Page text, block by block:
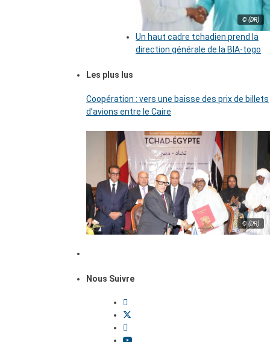
© (DR)
Un haut cadre tchadien prend la
direction générale de la BIA-togo
Les plus lus
Coopération : vers une baisse des prix de billets
d’avions entre le Caire
© (DR)
Nous Suivre